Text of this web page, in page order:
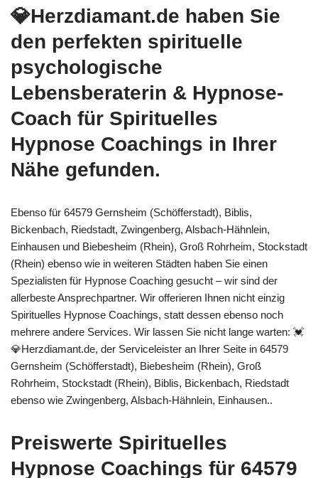
💎Herzdiamant.de haben Sie
den perfekten spirituelle
psychologische
Lebensberaterin & Hypnose-
Coach für Spirituelles
Hypnose Coachings in Ihrer
Nähe gefunden.
Ebenso für 64579 Gernsheim (Schöfferstadt), Biblis,
Bickenbach, Riedstadt, Zwingenberg, Alsbach-Hähnlein,
Einhausen und Biebesheim (Rhein), Groß Rohrheim, Stockstadt
(Rhein) ebenso wie in weiteren Städten haben Sie einen
Spezialisten für Hypnose Coaching gesucht – wir sind der
allerbeste Ansprechpartner. Wir offerieren Ihnen nicht einzig
Spirituelles Hypnose Coachings, statt dessen ebenso noch
mehrere andere Services. Wir lassen Sie nicht lange warten: 💓️
💎Herzdiamant.de, der Serviceleister an Ihrer Seite in 64579
Gernsheim (Schöfferstadt), Biebesheim (Rhein), Groß
Rohrheim, Stockstadt (Rhein), Biblis, Bickenbach, Riedstadt
ebenso wie Zwingenberg, Alsbach-Hähnlein, Einhausen..
Preiswerte Spirituelles
Hypnose Coachings für 64579